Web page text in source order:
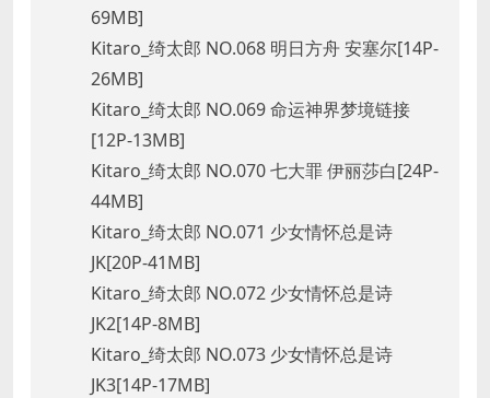
69MB]
Kitaro_绮太郎 NO.068 明日方舟 安塞尔[14P-
26MB]
Kitaro_绮太郎 NO.069 命运神界梦境链接
[12P-13MB]
Kitaro_绮太郎 NO.070 七大罪 伊丽莎白[24P-
44MB]
Kitaro_绮太郎 NO.071 少女情怀总是诗
JK[20P-41MB]
Kitaro_绮太郎 NO.072 少女情怀总是诗
JK2[14P-8MB]
Kitaro_绮太郎 NO.073 少女情怀总是诗
JK3[14P-17MB]